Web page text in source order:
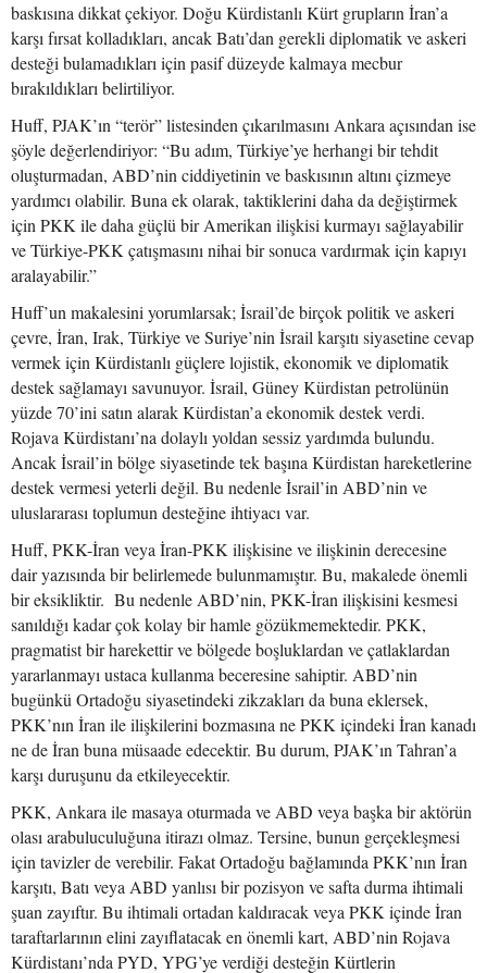
baskısına dikkat çekiyor. Doğu Kürdistanlı Kürt grupların İran’a
karşı fırsat kolladıkları, ancak Batı’dan gerekli diplomatik ve askeri
desteği bulamadıkları için pasif düzeyde kalmaya mecbur
bırakıldıkları belirtiliyor.
Huff, PJAK’ın “terör” listesinden çıkarılmasını Ankara açısından ise
şöyle değerlendiriyor: “Bu adım, Türkiye’ye herhangi bir tehdit
oluşturmadan, ABD’nin ciddiyetinin ve baskısının altını çizmeye
yardımcı olabilir. Buna ek olarak, taktiklerini daha da değiştirmek
için PKK ile daha güçlü bir Amerikan ilişkisi kurmayı sağlayabilir
ve Türkiye-PKK çatışmasını nihai bir sonuca vardırmak için kapıyı
aralayabilir.”
Huff’un makalesini yorumlarsak; İsrail’de birçok politik ve askeri
çevre, İran, Irak, Türkiye ve Suriye’nin İsrail karşıtı siyasetine cevap
vermek için Kürdistanlı güçlere lojistik, ekonomik ve diplomatik
destek sağlamayı savunuyor. İsrail, Güney Kürdistan petrolünün
yüzde 70’ini satın alarak Kürdistan’a ekonomik destek verdi.
Rojava Kürdistanı’na dolaylı yoldan sessiz yardımda bulundu.
Ancak İsrail’in bölge siyasetinde tek başına Kürdistan hareketlerine
destek vermesi yeterli değil. Bu nedenle İsrail’in ABD’nin ve
uluslararası toplumun desteğine ihtiyacı var.
Huff, PKK-İran veya İran-PKK ilişkisine ve ilişkinin derecesine
dair yazısında bir belirlemede bulunmamıştır. Bu, makalede önemli
bir eksikliktir. Bu nedenle ABD’nin, PKK-İran ilişkisini kesmesi
sanıldığı kadar çok kolay bir hamle gözükmemektedir. PKK,
pragmatist bir harekettir ve bölgede boşluklardan ve çatlaklardan
yararlanmayı ustaca kullanma beceresine sahiptir. ABD’nin
bugünkü Ortadoğu siyasetindeki zikzakları da buna eklersek,
PKK’nın İran ile ilişkilerini bozmasına ne PKK içindeki İran kanadı
ne de İran buna müsaade edecektir. Bu durum, PJAK’ın Tahran’a
karşı duruşunu da etkileyecektir.
PKK, Ankara ile masaya oturmada ve ABD veya başka bir aktörün
olası arabuluculuğuna itirazı olmaz. Tersine, bunun gerçekleşmesi
için tavizler de verebilir. Fakat Ortadoğu bağlamında PKK’nın İran
karşıtı, Batı veya ABD yanlısı bir pozisyon ve safta durma ihtimali
şuan zayıftır. Bu ihtimali ortadan kaldıracak veya PKK içinde İran
taraftarlarının elini zayıflatacak en önemli kart, ABD’nin Rojava
Kürdistanı’nda PYD, YPG’ye verdiği desteğin Kürtlerin